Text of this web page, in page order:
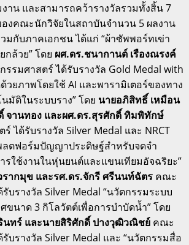
งาน และสามารถคว้ารางวัลรวมทั้งสิ้น 7
องคณะนักวิจัยในสถาบันจำนวน 5 ผลงาน
มกับภาคเอกชน ได้แก่ “ผ้าซัพพอร์ทเข่า
กล้วย” โดย ผศ.ดร.ชนากานต์ เรืองณรงค์
รมศาสตร์ ได้รับรางวัล Gold Medal with
วยภาพโดยใช้ AI และพารามิเตอร์ของทาง
มัติในระบบราง” โดย นายอภิสิทธิ์ เหมือน
จานทอง และผศ.ดร.สุรศักดิ์ ทิมพิทักษ์
ได้รับรางวัล Silver Medal และ NRCT
ลตฟอร์มปัญญาประดิษฐ์สำหรับจดจำ
ใช้งานในหุ่นยนต์และแขนเทียมอัจฉริยะ”
ากมุข และรศ.ดร.จักรี ศรีนนท์ฉัตร คณะ
บรางวัล Silver Medal “นวัตกรรมระบบ
ขนาด 3 กิโลวัตต์เพื่อการบำบัดน้ำ” โดย
นทร์ และนายสิริศักดิ์ ปางวุฒิวณิชย์ คณะ
บรางวัล Silver Medal และ “นวัตกรรมสื่อ